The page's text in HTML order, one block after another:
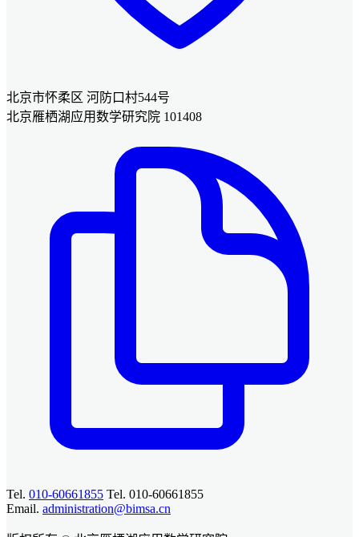
北京市怀柔区 河防口村544号
北京雁栖湖应用数学研究院 101408
Tel. 010-60661855 Tel. 010-60661855
Email. administration@bimsa.cn